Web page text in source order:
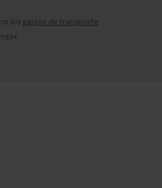
los gastos de transporte